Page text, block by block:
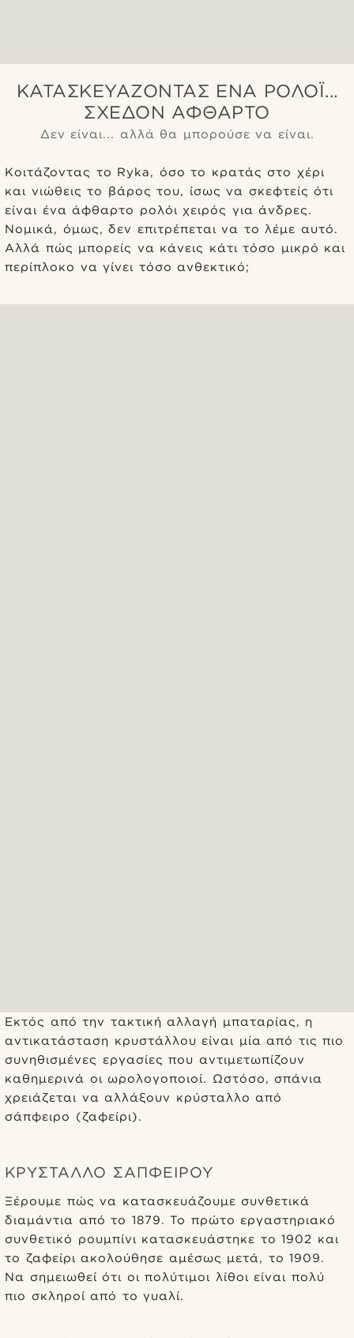
ΚΑΤΑΣΚΕΥΆΖΟΝΤΑΣ ΈΝΑ ΡΟΛΌΙ...
ΣΧΕΔΌΝ ΆΦΘΑΡΤΟ
Δεν είναι... αλλά θα μπορούσε να είναι.
Κοιτάζοντας το Ryka, όσο το κρατάς στο χέρι
και νιώθεις το βάρος του, ίσως να σκεφτείς ότι
είναι ένα άφθαρτο ρολόι χειρός για άνδρες.
Νομικά, όμως, δεν επιτρέπεται να το λέμε αυτό.
Αλλά πώς μπορείς να κάνεις κάτι τόσο μικρό και
περίπλοκο να γίνει τόσο ανθεκτικό;
Εκτός από την τακτική αλλαγή μπαταρίας, η
αντικατάσταση κρυστάλλου είναι μία από τις πιο
συνηθισμένες εργασίες που αντιμετωπίζουν
καθημερινά οι ωρολογοποιοί. Ωστόσο, σπάνια
χρειάζεται να αλλάξουν κρύσταλλο από
σάπφειρο (ζαφείρι).
ΚΡΎΣΤΑΛΛΟ ΣΑΠΦΕΊΡΟΥ
Ξέρουμε πώς να κατασκευάζουμε συνθετικά
διαμάντια από το 1879. Το πρώτο εργαστηριακό
συνθετικό ρουμπίνι κατασκευάστηκε το 1902 και
το ζαφείρι ακολούθησε αμέσως μετά, το 1909.
Να σημειωθεί ότι οι πολύτιμοι λίθοι είναι πολύ
πιο σκληροί από το γυαλί.